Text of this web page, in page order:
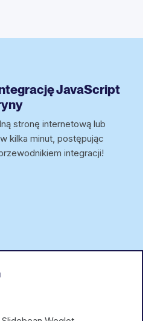
JavaScript
stronę internetową lub
kilka minut, postępując
integracji!